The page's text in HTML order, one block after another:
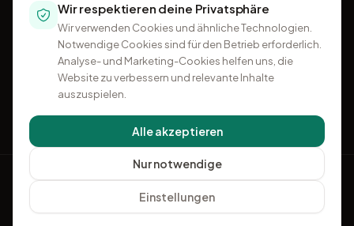
AGB
OMKI
+49 541 96 32 50 96 ·
Kontakt
Ein Projekt vonThink11
Wir respektieren deine Privatsphäre
Wir verwenden Cookies und ähnliche Technologien.
Notwendige Cookies sind für den Betrieb erforderlich.
Analyse- und Marketing-Cookies helfen uns, die
Website zu verbessern und relevante Inhalte
auszuspielen.
Alle akzeptieren
Nur notwendige
Einstellungen